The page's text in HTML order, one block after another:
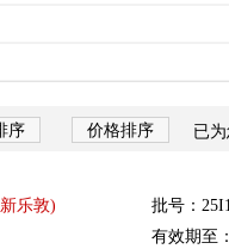
序 价格排序 已
乐敦)
批号：
有效期至